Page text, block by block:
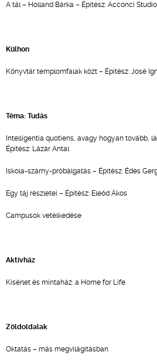
A tál – Holland Bárka – Építész: Acconci Studio
Külhon
Könyvtár templomfalak közt – Építész: José
Téma: Tudás
Intelligentia quotiens, avagy hogyan tovább,
Építész: Lázár Antal
Iskola-szárny-próbálgatás – Építész: Édes
Egy táj részletei – Építész: Eleőd Ákos
Campusok vetélkedése
Aktívház
Kísérlet és mintaház: a Home for Life
Zöldoldalak
Oktatás – más megvilágításban